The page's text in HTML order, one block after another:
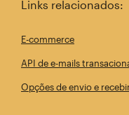
Links relacionados:
E-commerce
API de e-mails
Opções de envio e